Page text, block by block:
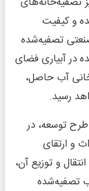
و کیفیت
تصفیه‌‌شده
در آبیاری فضای
آب حاصل،
رسید.
توسعه، در
و ارتقای
و توزیع آن،
تصفیه‌‌شده